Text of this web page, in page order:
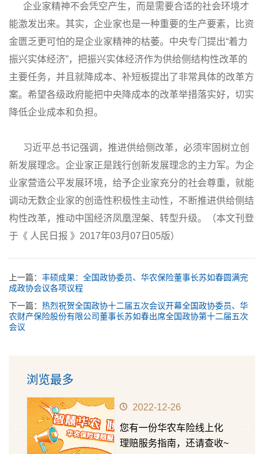
企业家精神不会凭空产生，而是需要合适的社会环境才
能激发出来。其实，企业家也是一种重要的生产要素，比资
金匮乏更可怕的是企业家精神的枯萎。中央专门提出“着力
振兴实体经济”，把振兴实体经济作为供给侧结构性改革的
主要任务，并且就降成本、补短板提出了非常具体的改革方
案。希望各级政府能把中央降成本的改革举措落实好，切实
降低企业成本和负担。
习近平总书记强调，推进供给侧改革，必须牢固树立创
新发展理念。企业家正是践行创新发展理念的主力军。为企
业家营造公平发展环境，给予企业家充分的社会尊重，就能
调动无数企业家的创造性积极性主动性，不断推进供给侧结
构性改革，推动中国经济凤凰涅槃、转型升级。（本文刊登
于《 人民日报 》2017年03月07日05版）
上一篇： 丰硕成果：全国政协委员、华农保险董事长苏如春圆满完
成政协会议各项议程
下一篇： 热烈祝贺全国政协十二届五次会议开幕全国政协委员、华
农财产保险股份有限公司董事长苏如春出席全国政协第十二届五次
会议
浏览最多
2022-12-26
您有一份华农车险线上化
理赔服务指南，还请查收~